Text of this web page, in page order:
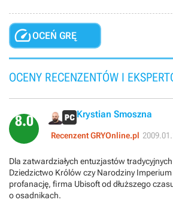
OCEŃ GRĘ
OCENY RECENZENTÓW I
8.0 Krystian Smoszna
Recenzent GRYOnline.pl
Dla zatwardziałych entuzjastów
Dziedzictwo Królów czy Narodziny
profanację, firma Ubisoft od dłuższego
o osadnikach.